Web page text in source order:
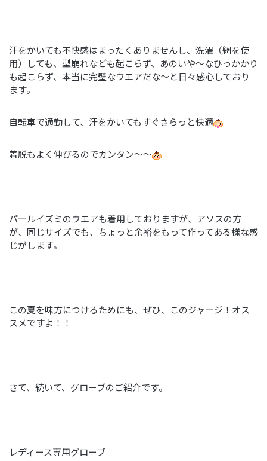
汗をかいても不快感はまったくありませんし、洗濯（網を使
用）しても、型崩れなども起こらず、あのいや～なひっかかり
も起こらず、本当に完璧なウエアだな～と日々感心しており
ます。
自転車で通勤して、汗をかいてもすぐさらっと快適
着脱もよく伸びるのでカンタン～～
パールイズミのウエアも着用しておりますが、アソスの方
が、同じサイズでも、ちょっと余裕をもって作ってある様な感
じがします。
この夏を味方につけるためにも、ぜひ、このジャージ！オス
スメですよ！！
さて、続いて、グローブのご紹介です。
レディース専用グローブ